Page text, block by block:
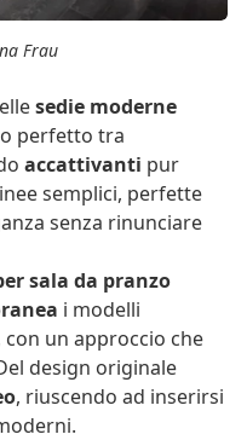
Frau
sedie moderne
perfetto tra
accattivanti pur
semplici, perfette
senza rinunciare
sala da pranzo
i modelli
un approccio che
design originale
, riuscendo ad inserirsi